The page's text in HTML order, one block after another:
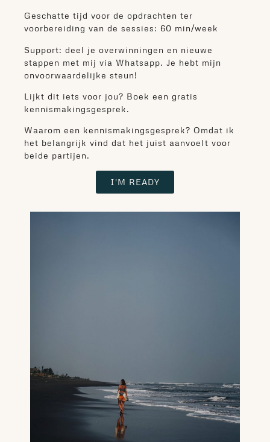
Geschatte tijd voor de opdrachten ter
voorbereiding van de sessies: 60 min/week
Support: deel je overwinningen en nieuwe
stappen met mij via Whatsapp. Je hebt mijn
onvoorwaardelijke steun!
Lijkt dit iets voor jou? Boek een gratis
kennismakingsgesprek.
Waarom een kennismakingsgesprek? Omdat ik
het belangrijk vind dat het juist aanvoelt voor
beide partijen.
I'M READY